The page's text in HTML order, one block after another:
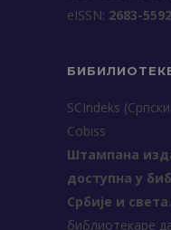
еISSN: 2683-5592
SCIndeks
Cobiss
Штампана
доступна у
Србије и света.
библиотекаре